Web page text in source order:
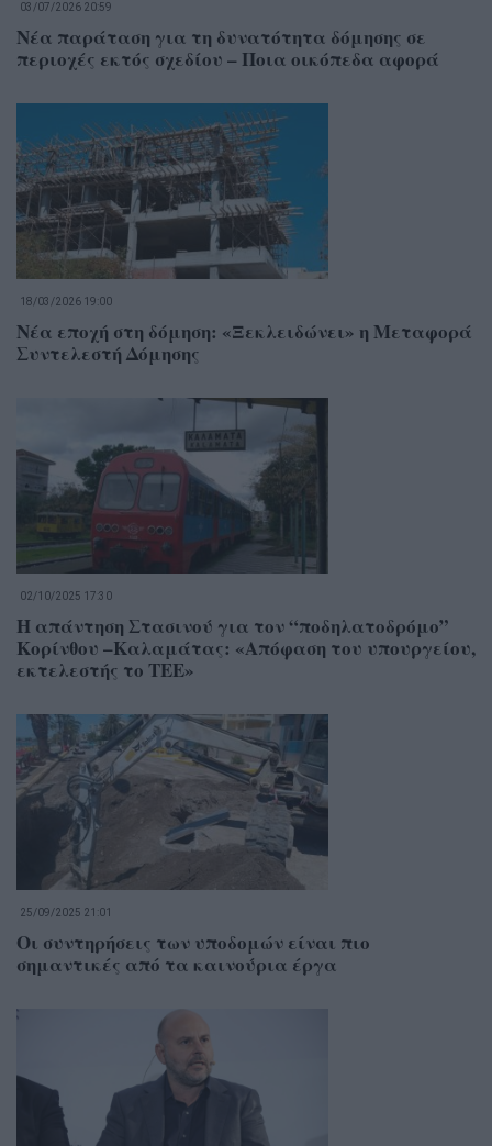
03/07/2026 20:59
Νέα παράταση για τη δυνατότητα δόμησης σε
περιοχές εκτός σχεδίου – Ποια οικόπεδα αφορά
18/03/2026 19:00
Νέα εποχή στη δόμηση: «Ξεκλειδώνει» η Μεταφορά
Συντελεστή Δόμησης
02/10/2025 17:30
Η απάντηση Στασινού για τον “ποδηλατοδρόμο”
Κορίνθου –Καλαμάτας: «Απόφαση του υπουργείου,
εκτελεστής το ΤΕΕ»
25/09/2025 21:01
Οι συντηρήσεις των υποδομών είναι πιο
σημαντικές από τα καινούρια έργα